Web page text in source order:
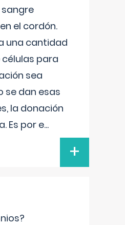
el cordón.
una cantidad
para
sea
se dan esas
la donación
Es por e...
+